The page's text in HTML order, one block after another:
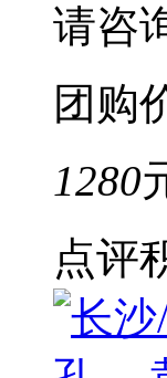
请咨
团购
1280
点评